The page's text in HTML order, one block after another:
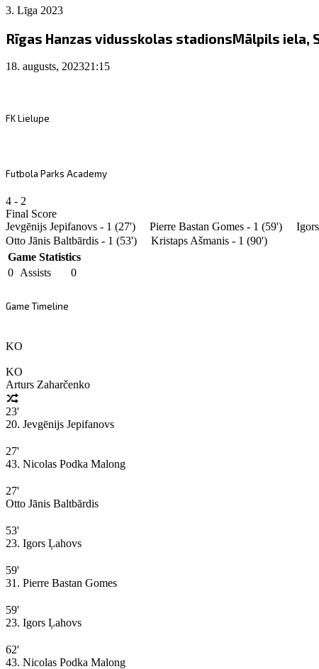
3. Līga 2023
Rīgas Hanzas vidusskolas stadionsMālpils iela,
18. augusts, 202321:15
FK Lielupe
Futbola Parks Academy
4 - 2
Final Score
Jevgēnijs Jepifanovs - 1 (27')
Pierre Bastan Gomes - 1 (59')
Otto Jānis Baltbārdis - 1 (53')
Kristaps Ašmanis - 1 (90')
Game Statistics
0 Assists 0
Game Timeline
KO
KO
Arturs Zaharčenko
23'
20. Jevgēnijs Jepifanovs
27'
43. Nicolas Podka Malong
27'
Otto Jānis Baltbārdis
53'
23. Igors Ļahovs
59'
31. Pierre Bastan Gomes
59'
23. Igors Ļahovs
62'
43. Nicolas Podka Malong